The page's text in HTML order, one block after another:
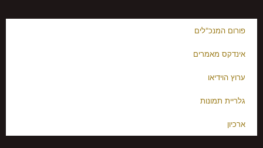
פורום המנכ"לים
אינדקס מאמרים
ערוץ הוידיאו
גלריית תמונות
ארכיון